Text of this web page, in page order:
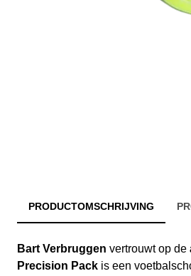
PRODUCTOMSCHRIJVING
Bart Verbruggen vertrouwt op de
Precision Pack is een